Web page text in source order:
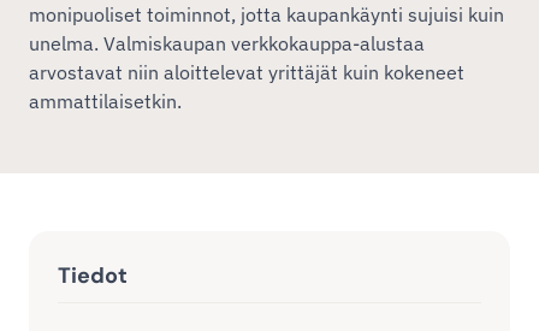
monipuoliset toiminnot, jotta kaupankäynti sujuisi kuin
unelma. Valmiskaupan verkkokauppa-alustaa
arvostavat niin aloittelevat yrittäjät kuin kokeneet
ammattilaisetkin.
Tiedot